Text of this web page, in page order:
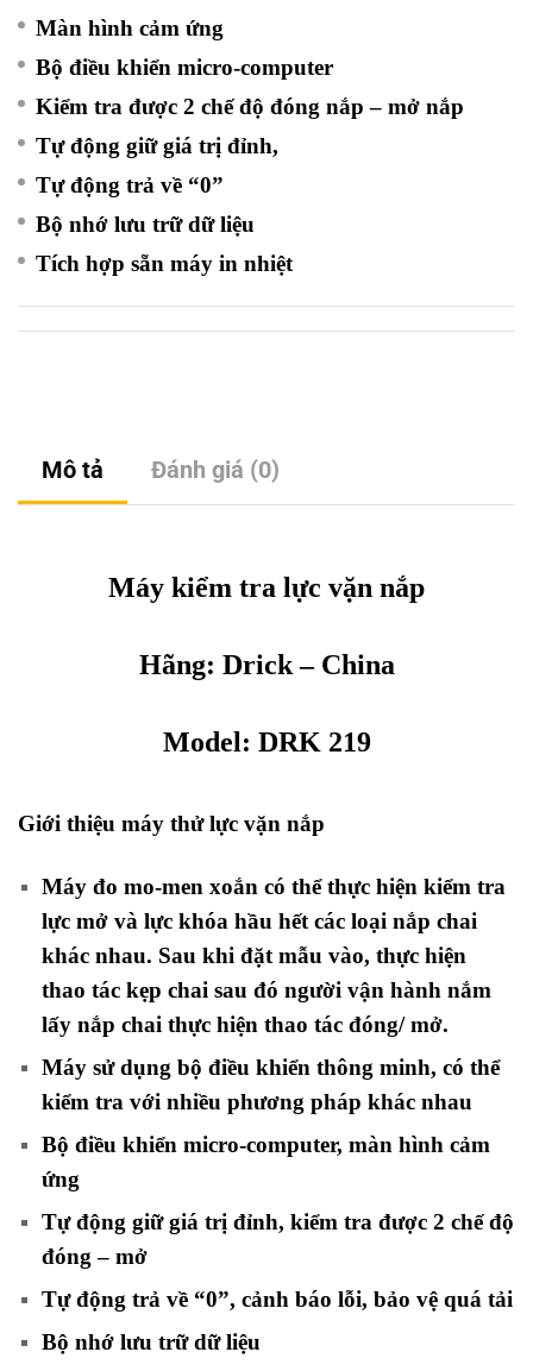
Màn hình cảm ứng
Bộ điều khiển micro-computer
Kiểm tra được 2 chế độ đóng nắp – mở nắp
Tự động giữ giá trị đỉnh,
Tự động trả về “0”
Bộ nhớ lưu trữ dữ liệu
Tích hợp sẵn máy in nhiệt
Mô tả Đánh giá (0)
Máy kiểm tra lực vặn nắp
Hãng: Drick– China
Model: DRK 219
Giới thiệu máy thử lực vặn nắp
Máy đo mo-men xoắn có thể thực hiện kiểm tra
lực mở và lực khóa hầu hết các loại nắp chai
khác nhau. Sau khi đặt mẫu vào, thực hiện
thao tác kẹp chai sau đó người vận hành nắm
lấy nắp chai thực hiện thao tác đóng/ mở.
Máy sử dụng bộ điều khiển thông minh, có thể
kiểm tra với nhiều phương pháp khác nhau
Bộ điều khiển micro-computer, màn hình cảm
ứng
Tự động giữ giá trị đỉnh, kiểm tra được 2 chế độ
đóng – mở
Tự động trả về “0”, cảnh báo lỗi, bảo vệ quá tải
Bộ nhớ lưu trữ dữ liệu